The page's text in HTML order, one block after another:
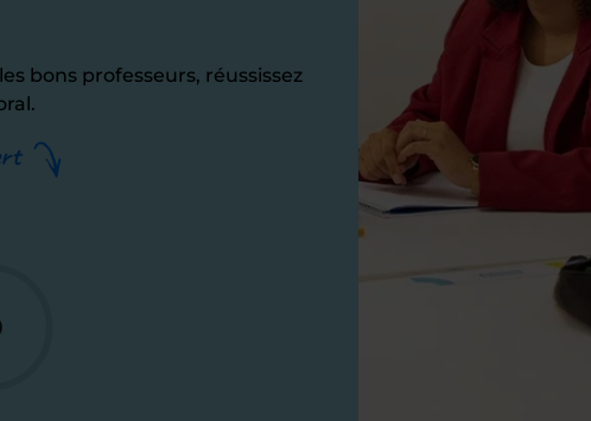
bons professeurs, réussissez